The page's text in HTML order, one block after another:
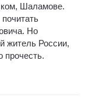
Шаламове.
Но
житель России,
прочесть.